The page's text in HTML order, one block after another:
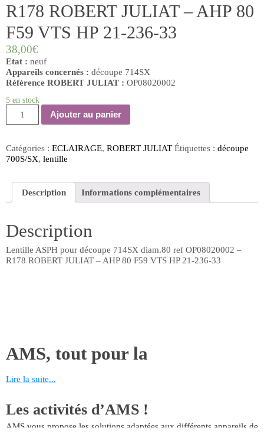
R178 ROBERT JULIAT – AHP 80
F59 VTS HP 21-236-33
38,00€
Etat : neuf
Appareils concernés : découpe 714SX
Référence ROBERT JULIAT : OP08020002
5 en stock
pour
découpe
diam.80
OP08020002
R178
ROBERT
JULIAT
-
Ajouter au panier
Catégories : ECLAIRAGE, ROBERT JULIAT Étiquettes : découpe
700S/SX, lentille
Description Informations complémentaires
Description
Lentille ASPH pour découpe 714SX diam.80 ref OP08020002 –
R178 ROBERT JULIAT – AHP 80 F59 VTS HP 21-236-33
AMS, tout pour la
maintenance!
théâtre, du spectacle et de l’événementiel. Retrouvez toutes les
pièces détachées nécessaires à l’entretien de vos appareils dans les
Lire la suite...
Les activités d’AMS !
AMS vous propose les solutions adaptées aux différents appareils de